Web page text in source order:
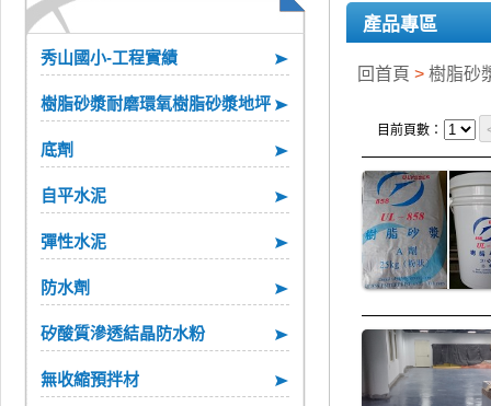
秀山國小-工程實績
樹脂砂漿耐磨環氧樹脂砂漿地坪
底劑
自平水泥
彈性水泥
防水劑
矽酸質滲透結晶防水粉
無收縮預拌材
產品專區
回首頁 > 樹脂砂
目前頁數：